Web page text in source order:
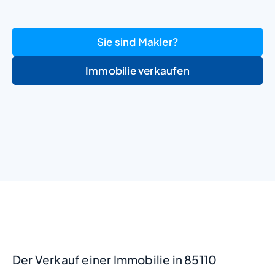
Sie sind Makler?
Immobilie verkaufen
Der Verkauf einer Immobilie in 85110